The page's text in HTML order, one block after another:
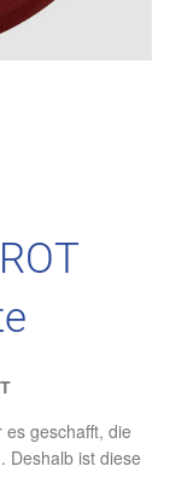
geschafft, die
Deshalb ist diese